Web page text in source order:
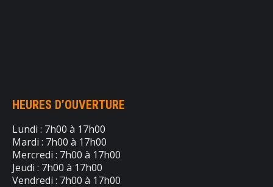
HEURES D’OUVERTURE
Lundi : 7h00 à 17h00
Mardi : 7h00 à 17h00
Mercredi : 7h00 à 17h00
Jeudi : 7h00 à 17h00
Vendredi : 7h00 à 17h00